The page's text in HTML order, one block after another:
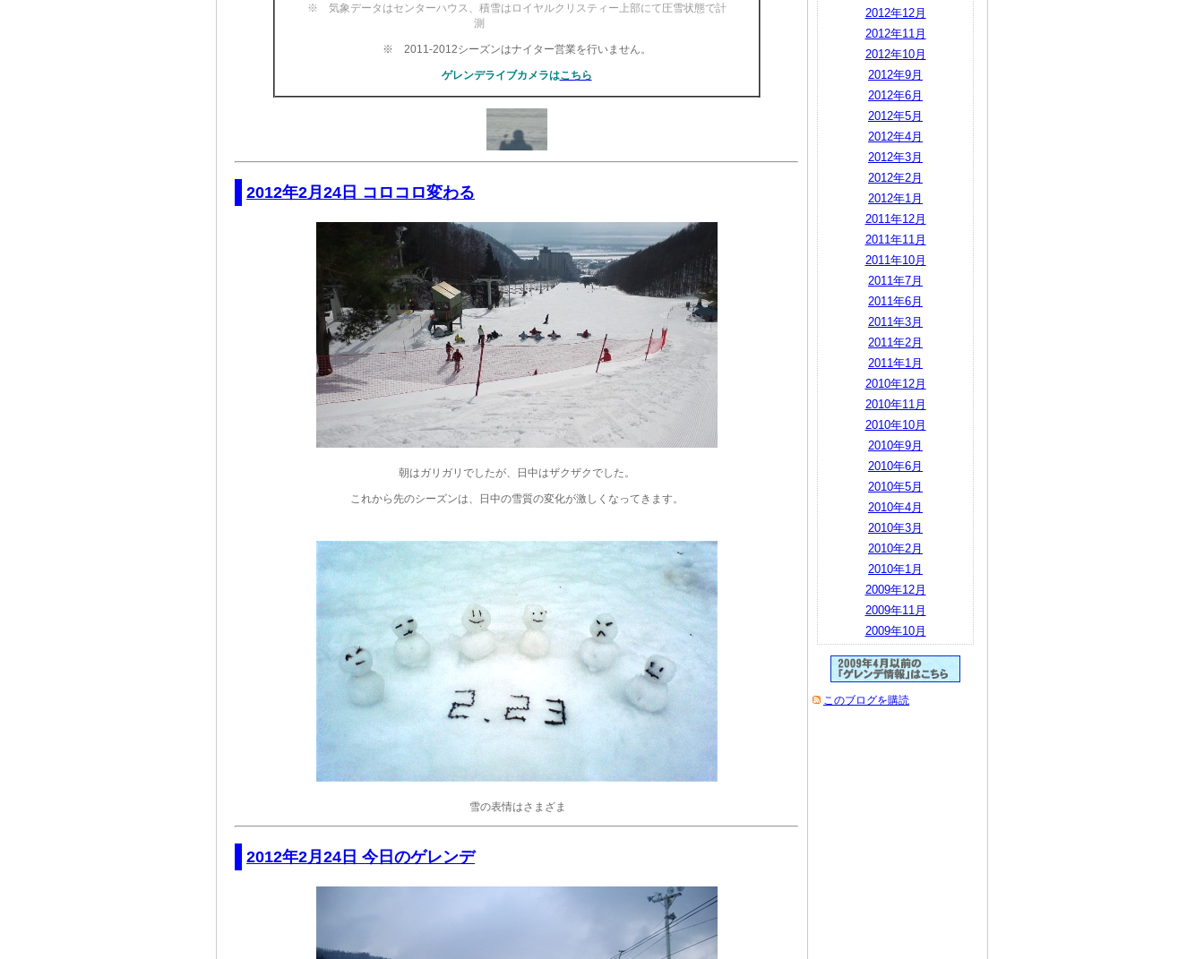
2012年12月
2012年11月
2012年10月
2012年9月
2012年6月
2012年5月
2012年4月
2012年3月
2012年2月
2012年1月
2011年12月
2011年11月
2011年10月
2011年7月
2011年6月
2011年3月
2011年2月
2011年1月
2010年12月
2010年11月
2010年10月
2010年9月
2010年6月
2010年5月
2010年4月
2010年3月
2010年2月
2010年1月
2009年12月
2009年11月
2009年10月
このブログを購読
※ 気象データはセンターハウス、積雪はロイヤルクリスティー上部にて圧雪状態で計
測
※ 2011-2012シーズンはナイター営業を行いません。
ゲレンデライブカメラはこちら
2012年2月24日 コロコロ変わる
朝はガリガリでしたが、日中はザクザクでした。
これから先のシーズンは、日中の雪質の変化が激しくなってきます。
雪の表情はさまざま
2012年2月24日 今日のゲレンデ